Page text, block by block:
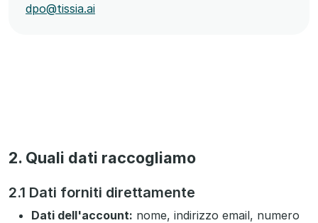
dpo@tissia.ai
2. Quali dati raccogliamo
2.1 Dati forniti direttamente
Dati dell'account: nome, indirizzo email, numero